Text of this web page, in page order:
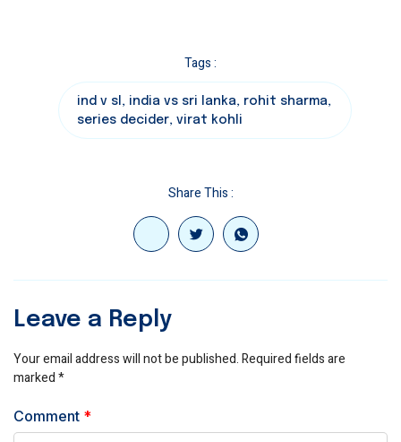
Tags :
ind v sl , india vs sri lanka, rohit sharma,
series decider, virat kohli
Share This :
Leave a Reply
Your email address will not be published.Required fields are
marked*
Comment *